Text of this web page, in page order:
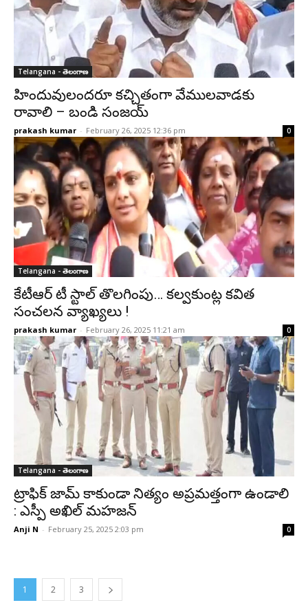
Telangana - తెలంగాణ
హిందువులందరూ కచ్చితంగా వేములవాడకు
రావాలి – బండి సంజయ్‌
prakash kumar - February 26, 2025 12:36 pm 0
Telangana - తెలంగాణ
కేటీఆర్ టీ స్టాల్‌ తొలగింపు… కల్వకుంట్ల కవిత
సంచలన వ్యాఖ్యలు !
prakash kumar - February 26, 2025 11:21 am 0
Telangana - తెలంగాణ
ట్రాఫిక్ జామ్ కాకుండా నిత్యం అప్రమత్తంగా ఉండాలి
: ఎస్పీ అఖిల్ మహజన్
Anji N - February 25, 2025 2:03 pm 0
1 2 3